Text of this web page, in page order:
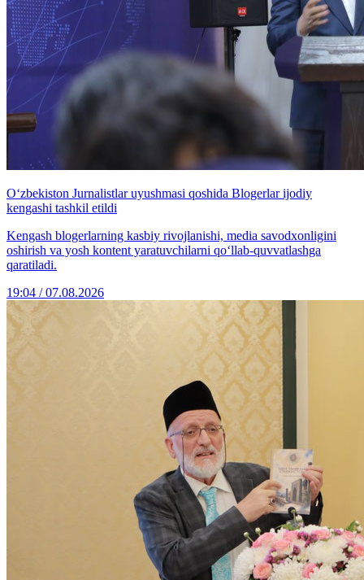
O‘zbekiston Jurnalistlar uyushmasi qoshida Blogerlar ijodiy
kengashi tashkil etildi
Kengash blogerlarning kasbiy rivojlanishi, media savodxonligini
oshirish va yosh kontent yaratuvchilarni qo‘llab-quvvatlashga
qaratiladi.
19:04 / 07.08.2026